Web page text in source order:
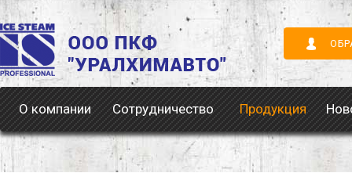
О компании Сотрудничество Продукция